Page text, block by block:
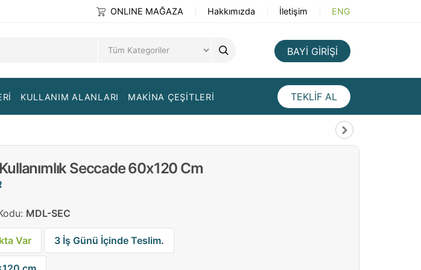
ONLINE MAĞAZA Hakkımızda İletişim ENG
BAYİ GİRİŞİ
KULLANIM ALANLARI MAKİNA ÇEŞİTLERİ TEKLİF AL
Seccade 60x120 Cm
MDL-SEC
Var 3 İş Günü İçinde Teslim.